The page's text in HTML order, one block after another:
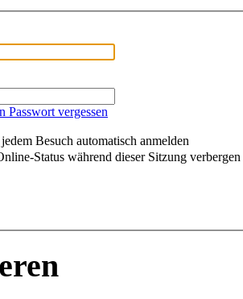
Passwort vergessen
Besuch automatisch anmelden
Status während dieser Sitzung verbergen